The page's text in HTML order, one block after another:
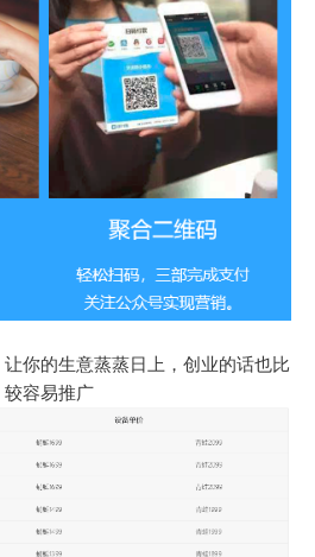
你的生意蒸蒸日上，创业的话也比
较容易推广